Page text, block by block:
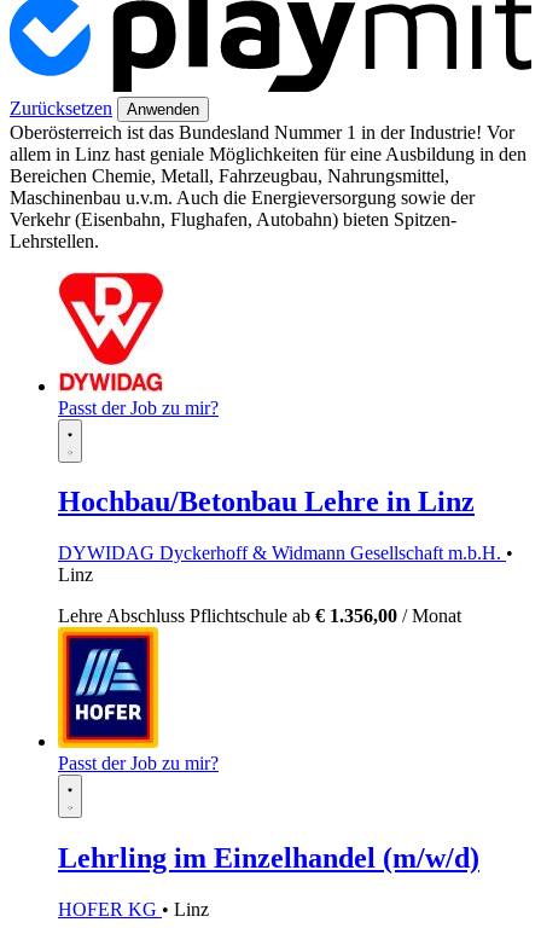
Zurücksetzen Anwenden
Oberösterreich ist das Bundesland Nummer 1 in der Industrie! Vor
allem in Linz hast geniale Möglichkeiten für eine Ausbildung in den
Bereichen Chemie, Metall, Fahrzeugbau, Nahrungsmittel,
Maschinenbau u.v.m. Auch die Energieversorgung sowie der
Verkehr (Eisenbahn, Flughafen, Autobahn) bieten Spitzen-
Lehrstellen.
Passt der Job zu mir?
Hochbau/Betonbau Lehre in Linz
DYWIDAG Dyckerhoff & Widmann Gesellschaft m.b.H. •
Linz
Lehre Abschluss Pflichtschule ab € 1.356,00 / Monat
Passt der Job zu mir?
Lehrling im Einzelhandel (m/w/d)
HOFER KG • Linz